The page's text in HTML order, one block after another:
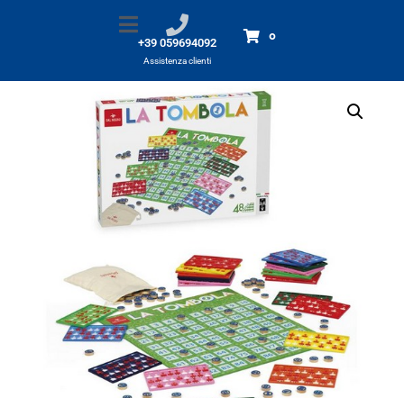
+39 059694092
Assistenza clienti
0
Prodotti La Tombola 48 cartelle